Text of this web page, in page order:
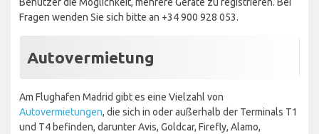
Benutzer die Möglichkeit, mehrere Geräte zu registrieren. Bei
Fragen wenden Sie sich bitte an +34 900 928 053.
Autovermietung
Am Flughafen Madrid gibt es eine Vielzahl von
Autovermietungen, die sich in oder außerhalb der Terminals T1
und T4 befinden, darunter Avis, Goldcar, Firefly, Alamo,